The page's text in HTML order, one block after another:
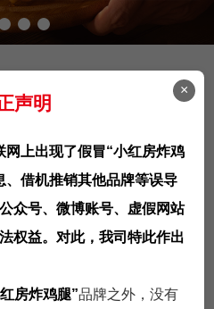
×
声明
上出现了假冒“小红房炸鸡
、借机推销其他品牌等误导
众号、微博账号、虚假网站
权益。对此，我司特此作出
房炸鸡腿”品牌之外，没有
展示